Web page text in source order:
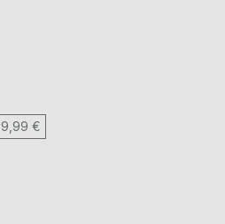
9,99 €